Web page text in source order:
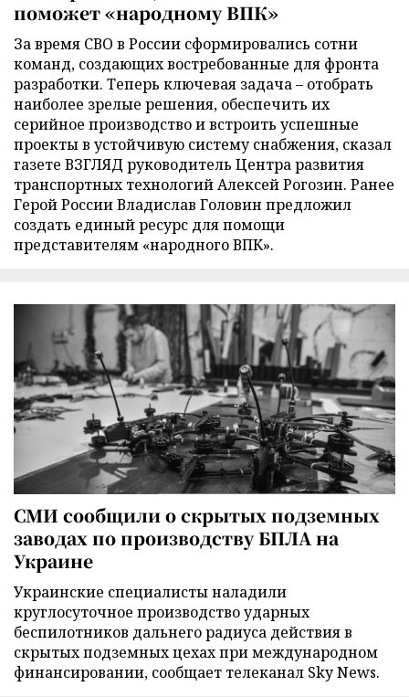
поможет «народному ВПК»
За время СВО в России сформировались сотни
команд, создающих востребованные для фронта
разработки. Теперь ключевая задача – отобрать
наиболее зрелые решения, обеспечить их
серийное производство и встроить успешные
проекты в устойчивую систему снабжения, сказал
газете ВЗГЛЯД руководитель Центра развития
транспортных технологий Алексей Рогозин. Ранее
Герой России Владислав Головин предложил
создать единый ресурс для помощи
представителям «народного ВПК».
СМИ сообщили о скрытых подземных
заводах по производству БПЛА на
Украине
Украинские специалисты наладили
круглосуточное производство ударных
беспилотников дальнего радиуса действия в
скрытых подземных цехах при международном
финансировании, сообщает телеканал Sky News.